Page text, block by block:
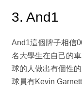
3. And1
And1這個牌子相信
名大學生在自己的
球的人做出有個性
球員有Kevin